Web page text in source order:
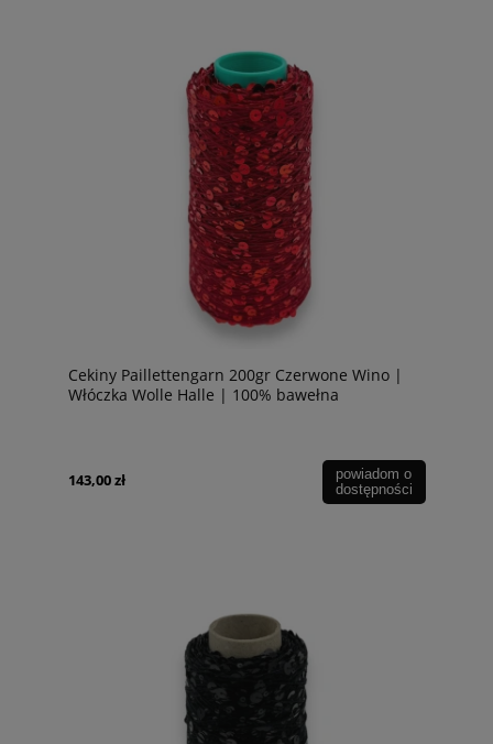
Cekiny Paillettengarn 200gr Czerwone Wino |
Włóczka Wolle Halle | 100% bawełna
143,00 zł
powiadom o
dostępności